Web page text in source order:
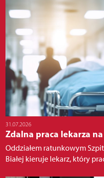
31.07.2026
Zdalna praca lekarza na
Oddziałem ratunkowym
Białej kieruje lekarz, który